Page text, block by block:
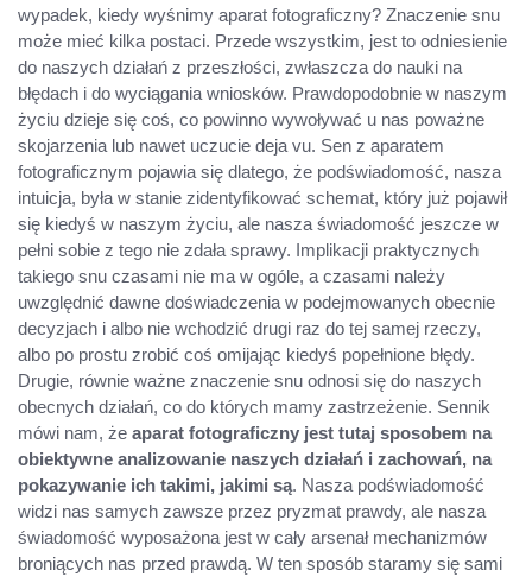
wypadek, kiedy wyśnimy aparat fotograficzny? Znaczenie snu
może mieć kilka postaci. Przede wszystkim, jest to odniesienie
do naszych działań z przeszłości, zwłaszcza do nauki na
błędach i do wyciągania wniosków. Prawdopodobnie w naszym
życiu dzieje się coś, co powinno wywoływać u nas poważne
skojarzenia lub nawet uczucie deja vu. Sen z aparatem
fotograficznym pojawia się dlatego, że podświadomość, nasza
intuicja, była w stanie zidentyfikować schemat, który już pojawił
się kiedyś w naszym życiu, ale nasza świadomość jeszcze w
pełni sobie z tego nie zdała sprawy. Implikacji praktycznych
takiego snu czasami nie ma w ogóle, a czasami należy
uwzględnić dawne doświadczenia w podejmowanych obecnie
decyzjach i albo nie wchodzić drugi raz do tej samej rzeczy,
albo po prostu zrobić coś omijając kiedyś popełnione błędy.
Drugie, równie ważne znaczenie snu odnosi się do naszych
obecnych działań, co do których mamy zastrzeżenie. Sennik
mówi nam, że aparat fotograficzny jest tutaj sposobem na
obiektywne analizowanie naszych działań i zachowań, na
pokazywanie ich takimi, jakimi są. Nasza podświadomość
widzi nas samych zawsze przez pryzmat prawdy, ale nasza
świadomość wyposażona jest w cały arsenał mechanizmów
broniących nas przed prawdą. W ten sposób staramy się sami